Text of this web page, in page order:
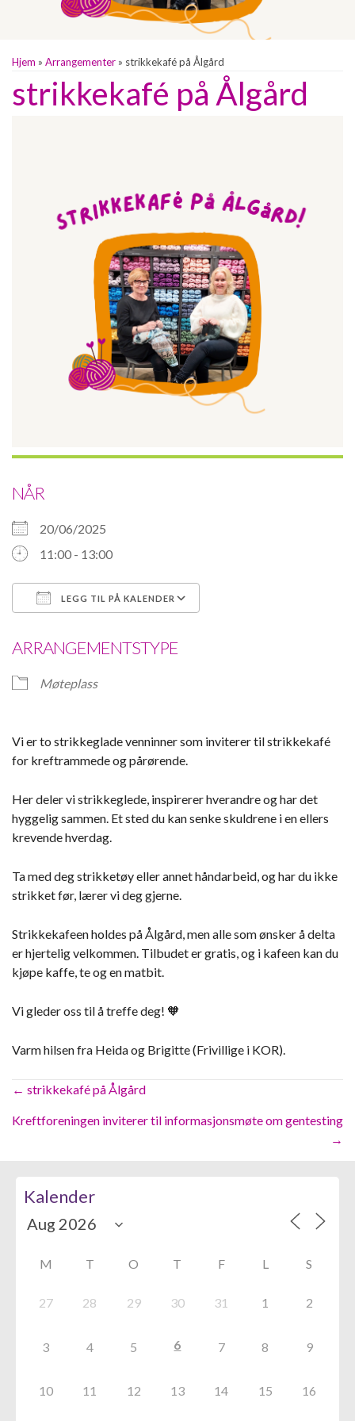
Hjem » Arrangementer » strikkekafé på Ålgård
strikkekafé på Ålgård
NÅR
20/06/2025
11:00 - 13:00
LEGG TIL PÅ KALENDER
ARRANGEMENTSTYPE
Møteplass
Vi er to strikkeglade venninner som inviterer til strikkekafé
for kreftrammede og pårørende.
Her deler vi strikkeglede, inspirerer hverandre og har det
hyggelig sammen. Et sted du kan senke skuldrene i en ellers
krevende hverdag.
Ta med deg strikketøy eller annet håndarbeid, og har du ikke
strikket før, lærer vi deg gjerne.
Strikkekafeen holdes på Ålgård, men alle som ønsker å delta
er hjertelig velkommen. Tilbudet er gratis, og i kafeen kan du
kjøpe kaffe, te og en matbit.
Vi gleder oss til å treffe deg! 🧡
Varm hilsen fra Heida og Brigitte (Frivillige i KOR).
Posts
navigation
← strikkekafé på Ålgård
Kreftforeningen inviterer til informasjonsmøte om gentesting
→
Kalender
M T O T F L S
27 28 29 30 31 1 2
3 4 5 6 7 8 9
10 11 12 13 14 15 16